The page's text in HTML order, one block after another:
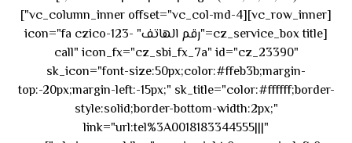
[vc_row_inner][vc_column_inner offset="vc_col-md-4"]
[cz_service_box title="رقم الهاتف" icon="fa czico-123-
call" icon_fx="cz_sbi_fx_7a" id="cz_23390"
sk_icon="font-size:50px;color:#ffeb3b;margin-
top:-20px;margin-left:-15px;" sk_title="color:#ffffff;border-
style:solid;border-bottom-width:2px;"
link="url:tel%3A0018183344555|||"